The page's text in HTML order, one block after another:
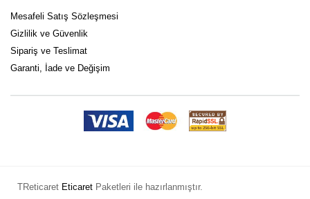
Mesafeli Satış Sözleşmesi
Gizlilik ve Güvenlik
Sipariş ve Teslimat
Garanti, İade ve Değişim
TReticaret Eticaret Paketleri ile hazırlanmıştır.